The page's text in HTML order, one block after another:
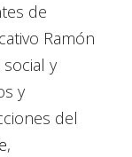
de
Ramón
y
y
del
,